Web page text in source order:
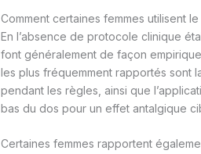
Comment certaines femmes utilisent
En l’absence de protocole clinique
font généralement de façon
les plus fréquemment rapportés sont
pendant les règles, ainsi que
bas du dos pour un effet antalgique
Certaines femmes rapportent